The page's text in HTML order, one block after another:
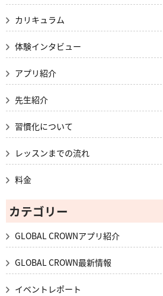
カリキュラム
体験インタビュー
アプリ紹介
先生紹介
習慣化について
レッスンまでの流れ
料金
カテゴリー
GLOBAL CROWNアプリ紹介
GLOBAL CROWN最新情報
イベントレポート